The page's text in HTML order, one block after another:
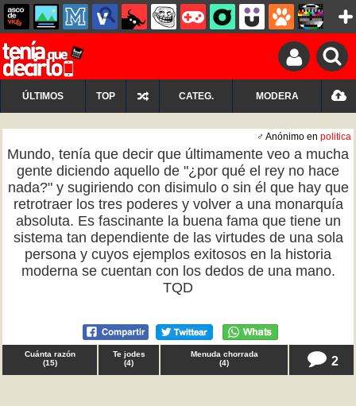
ÚLTIMOS TOP CATEG. MODERA
♂ Anónimo en politica
Mundo, tenía que decir que últimamente veo a mucha
gente diciendo aquello de "¿por qué el rey no hace
nada?" y sugiriendo con disimulo o sin él que hay que
retrotraer los tres poderes y volver a una monarquía
absoluta. Es fascinante la buena fama que tiene un
sistema tan dependiente de las virtudes de una sola
persona y cuyos ejemplos exitosos en la historia
moderna se cuentan con los dedos de una mano.
TQD
Cuánta razón
(15)
Te jodes
(4)
Menuda chorrada
(4) 2